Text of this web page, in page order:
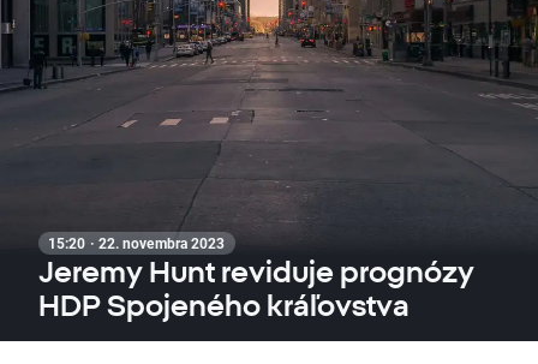
15:20 · 22. novembra 2023
Jeremy Hunt reviduje prognózy
HDP Spojeného kráľovstva